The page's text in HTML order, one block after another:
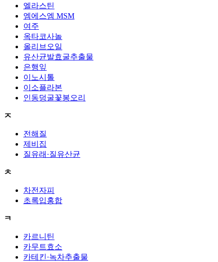
엘라스틴
엠에스엠 MSM
여주
옥타코사놀
올리브오일
유산균발효굴추출물
은행잎
이노시톨
이소플라본
인동덩굴꽃봉오리
ㅈ
전해질
제비집
질유래·질유산균
ㅊ
차전자피
초록입홍합
ㅋ
카르니틴
카무트효소
카테킨·녹차추출물